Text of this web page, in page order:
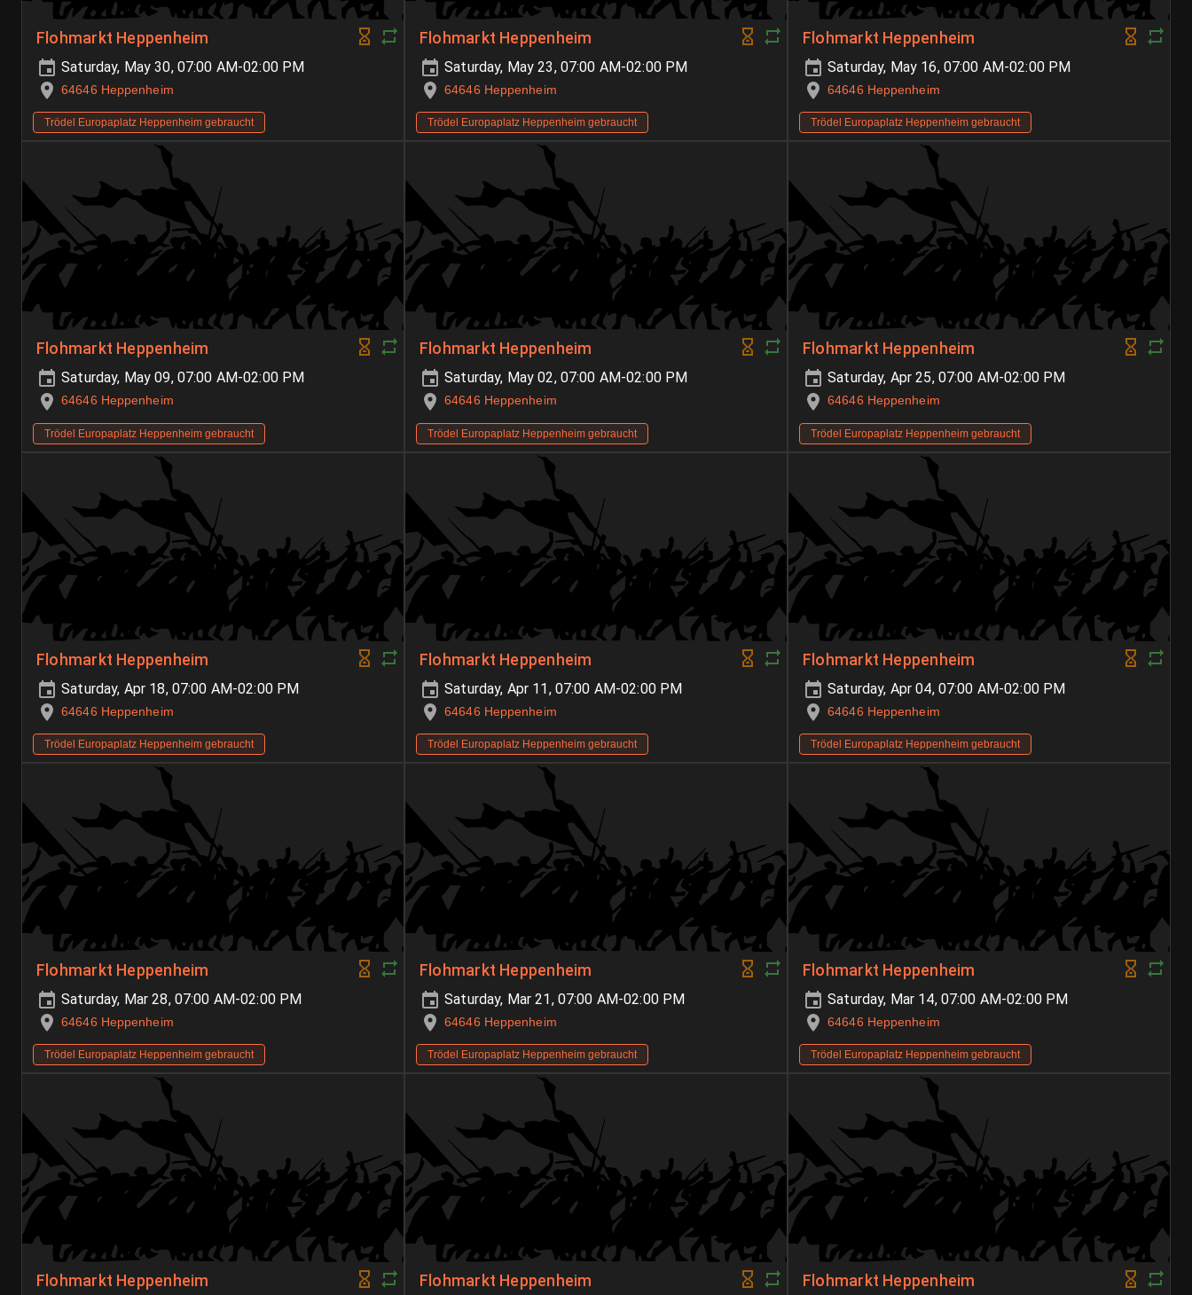
Flohmarkt Heppenheim
Saturday, May 30, 07:00 AM-02:00 PM
64646 Heppenheim
Trödel Europaplatz Heppenheim gebraucht
Flohmarkt Heppenheim
Saturday, May 23, 07:00 AM-02:00 PM
64646 Heppenheim
Trödel Europaplatz Heppenheim gebraucht
Flohmarkt Heppenheim
Saturday, May 16, 07:00 AM-02:00 PM
64646 Heppenheim
Trödel Europaplatz Heppenheim gebraucht
Flohmarkt Heppenheim
Saturday, May 09, 07:00 AM-02:00 PM
64646 Heppenheim
Trödel Europaplatz Heppenheim gebraucht
Flohmarkt Heppenheim
Saturday, May 02, 07:00 AM-02:00 PM
64646 Heppenheim
Trödel Europaplatz Heppenheim gebraucht
Flohmarkt Heppenheim
Saturday, Apr 25, 07:00 AM-02:00 PM
64646 Heppenheim
Trödel Europaplatz Heppenheim gebraucht
Flohmarkt Heppenheim
Saturday, Apr 18, 07:00 AM-02:00 PM
64646 Heppenheim
Trödel Europaplatz Heppenheim gebraucht
Flohmarkt Heppenheim
Saturday, Apr 11, 07:00 AM-02:00 PM
64646 Heppenheim
Trödel Europaplatz Heppenheim gebraucht
Flohmarkt Heppenheim
Saturday, Apr 04, 07:00 AM-02:00 PM
64646 Heppenheim
Trödel Europaplatz Heppenheim gebraucht
Flohmarkt Heppenheim
Saturday, Mar 28, 07:00 AM-02:00 PM
64646 Heppenheim
Trödel Europaplatz Heppenheim gebraucht
Flohmarkt Heppenheim
Saturday, Mar 21, 07:00 AM-02:00 PM
64646 Heppenheim
Trödel Europaplatz Heppenheim gebraucht
Flohmarkt Heppenheim
Saturday, Mar 14, 07:00 AM-02:00 PM
64646 Heppenheim
Trödel Europaplatz Heppenheim gebraucht
Flohmarkt Heppenheim Flohmarkt Heppenheim Flohmarkt Heppenheim